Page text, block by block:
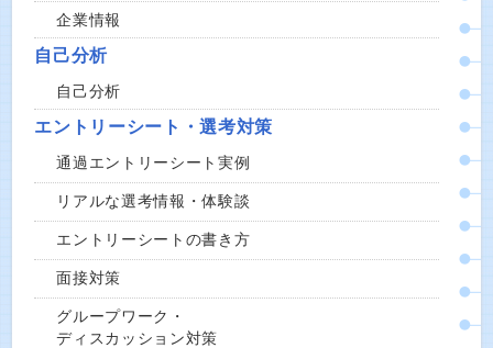
企業情報
自己分析
自己分析
エントリーシート・選考対策
通過エントリーシート実例
リアルな選考情報・体験談
エントリーシートの書き方
面接対策
グループワーク・
ディスカッション対策